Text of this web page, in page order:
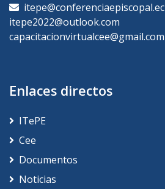
itepe@conferenciaepiscopal.ec
itepe2022@outlook.com
capacitacionvirtualcee@gmail.com
Enlaces directos
ITePE
Cee
Documentos
Noticias